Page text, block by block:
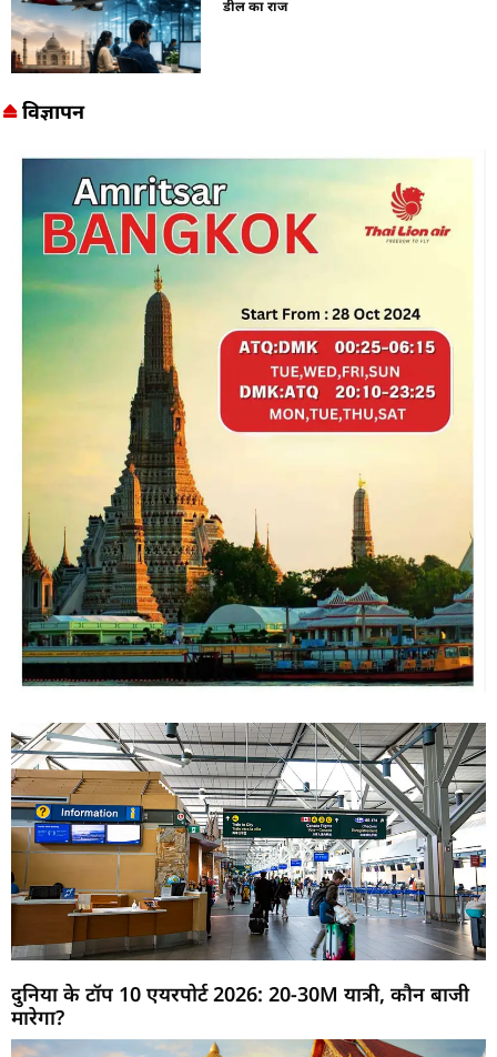
डील का राज
विज्ञापन
दुनिया के टॉप 10 एयरपोर्ट 2026: 20-30M यात्री, कौन बाजी
मारेगा?